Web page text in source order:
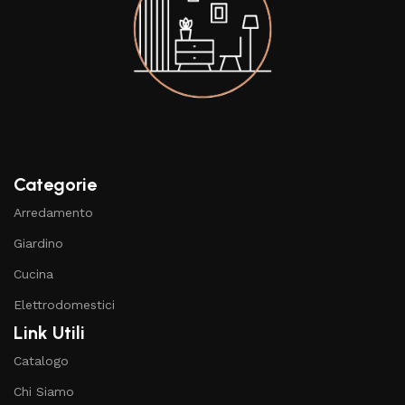
Categorie
Arredamento
Giardino
Cucina
Elettrodomestici
Link Utili
Catalogo
Chi Siamo